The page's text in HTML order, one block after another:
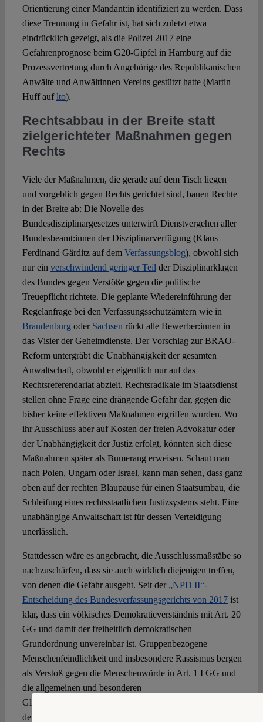
Orientierung einer Mandant:in identifiziert zu werden. Dass
diese Trennung in Gefahr ist, hat sich zuletzt etwa
eindrücklich gezeigt, als die Polizei 2017 eine
Gefahrenprognose beim G20-Gipfel in Hamburg auf die
Prozessvertretung durch Angehörige des Republikanischen
Anwälte und Anwältinnen Vereins gestützt hatte (Martin
Huff auflto).
Rechtsabbau in der Breite statt
zielgerichteter Maßnahmen gegen
Rechts
Viele der Maßnahmen, die gerade auf dem Tisch liegen
und vorgeblich gegen Rechts gerichtet sind, bauen Rechte
in der Breite ab: Die Novelle des
Bundesdisziplinargesetzes unterwirft Dienstvergehen aller
Bundesbeamt:innen der Disziplinarverfügung (Klaus
Ferdinand Gärditz auf dem Verfassungsblog), obwohl sich
nur ein verschwindend geringer Teil der Disziplinarklagen
des Bundes gegen Verstöße gegen die politische
Treuepflicht richtete. Die geplante Wiedereinführung der
Regelanfrage bei den Verfassungsschutzämtern wie in
Brandenburg oder Sachsen rückt alle Bewerber:innen in
das Visier der Geheimdienste. Der Vorschlag zur BRAO-
Reform untergräbt die Unabhängigkeit der gesamten
Anwaltschaft, obwohl er eigentlich nur auf das
Rechtsreferendariat abzielt. Rechtsradikale im Staatsdienst
stellen ohne Frage eine drängende Gefahr dar, gegen die
bisher keine effektiven Maßnahmen ergriffen wurden. Wo
ihr Ausschluss aber auf Kosten der freien Advokatur oder
der Unabhängigkeit der Justiz erfolgt, könnten sich diese
Maßnahmen später als Bumerang erweisen. Schaut man
nach Polen, Ungarn oder Israel, kann man sehen, dass ganz
oben auf der rechten Blaupause für einen Staatsumbau, die
Schleifung eines rechtsstaatlichen Justizsystems steht. Eine
unabhängige Anwaltschaft ist für dessen Verteidigung
unerlässlich.
Stattdessen wäre es angebracht, die Ausschlussmaßstäbe so
nachzuschärfen, dass sie auch wirklich diejenigen treffen,
von denen die Gefahr ausgeht. Seit der „NPD II“-
Entscheidung des Bundesverfassungsgerichts von 2017ist
klar, dass ein völkisches Demokratieverständnis mit Art. 20
GG und damit der freiheitlich demokratischen
Grundordnung unvereinbar ist. Gruppenbezogene
Menschenfeindlichkeit und insbesondere Rassismus bergen
als Verstoß gegen die Menschenwürde in Art. 1 I GG und
die allgemeinen und besonderen
Gleichbehandlungsgrundsätze in Art. 3 GG sicherlich eine
der größten Gefahren für die neutrale und verfassungstreue